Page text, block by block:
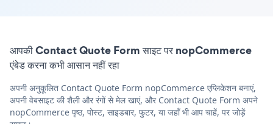
आपकी Contact Quote Form साइट पर nopCommerce
एंबेड करना कभी आसान नहीं रहा
अपनी अनुकूलित Contact Quote Form nopCommerce एप्लिकेशन बनाएं,
अपनी वेबसाइट की शैली और रंगों से मेल खाएं, और Contact Quote Form अपने
nopCommerce पृष्ठ, पोस्ट, साइडबार, फुटर, या जहाँ भी आप चाहें, पर जोड़ें